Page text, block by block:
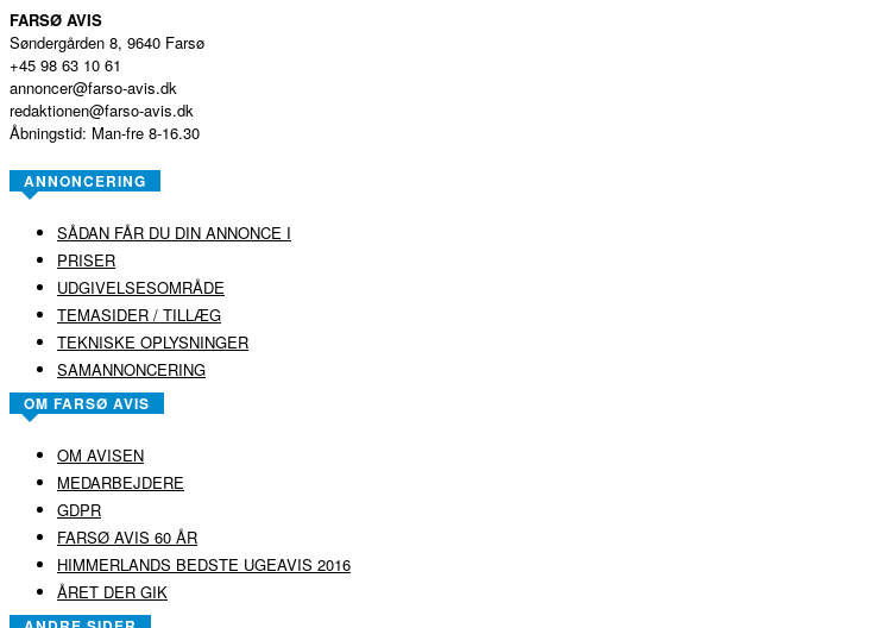
FARSØ AVIS
Søndergården 8, 9640 Farsø
+45 98 63 10 61
annoncer@farso-avis.dk
redaktionen@farso-avis.dk
Åbningstid: Man-fre 8-16.30
ANNONCERING
SÅDAN FÅR DU DIN ANNONCE I
PRISER
UDGIVELSESOMRÅDE
TEMASIDER / TILLÆG
TEKNISKE OPLYSNINGER
SAMANNONCERING
OM FARSØ AVIS
OM AVISEN
MEDARBEJDERE
GDPR
FARSØ AVIS 60 ÅR
HIMMERLANDS BEDSTE UGEAVIS 2016
ÅRET DER GIK